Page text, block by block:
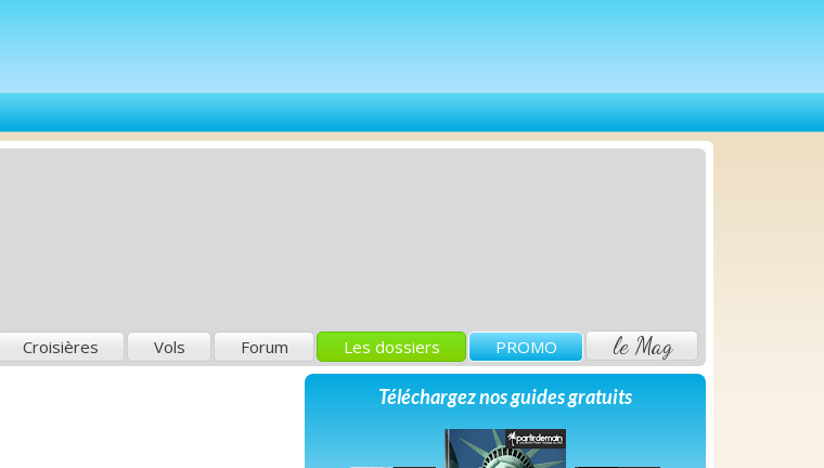
Croisières Vols Forum Les dossiers PROMO le Mag
Téléchargez nos guides gratuits